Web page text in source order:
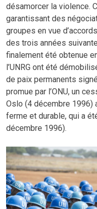
désamorcer la violence.
garantissant des
groupes en vue
des trois années
finalement été obtenue
l’UNRG ont été
de paix permanents
promue par l’ONU, un
Oslo (4 décembre 1996)
ferme et durable, qui a
décembre 1996).